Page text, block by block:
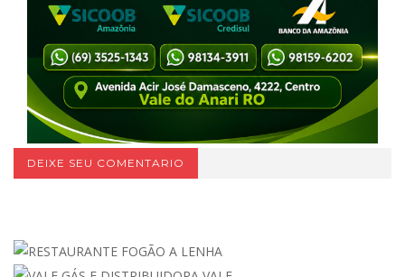
DEIXE SEU COMENTARIO